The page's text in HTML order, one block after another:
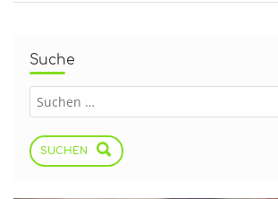
Suche
SUCHEN